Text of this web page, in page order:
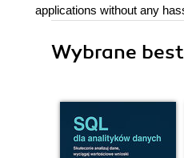
applications without any
Wybrane